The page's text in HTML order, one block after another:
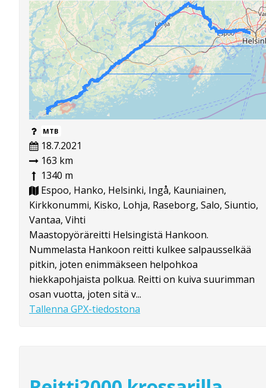
MTB
18.7.2021
163 km
1340 m
Espoo, Hanko, Helsinki, Ingå, Kauniainen,
Kirkkonummi, Kisko, Lohja, Raseborg, Salo, Siuntio,
Vantaa, Vihti
Maastopyöräreitti Helsingistä Hankoon.
Nummelasta Hankoon reitti kulkee salpausselkää
pitkin, joten enimmäkseen helpohkoa
hiekkapohjaista polkua. Reitti on kuiva suurimman
osan vuotta, joten sitä v...
Tallenna GPX-tiedostona